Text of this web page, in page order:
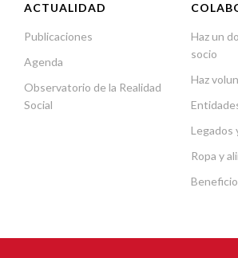
ACTUALIDAD
Publicaciones
Agenda
Observatorio de la Realidad
Social
Haz un
socio
Haz
Legados
Ropa y